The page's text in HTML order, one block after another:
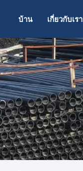
บ้าน เกี่ยวกับเรา